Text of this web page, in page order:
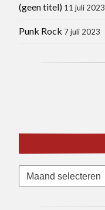
(geen titel) 11 juli 2023
Punk Rock 7 juli 2023
Archieven